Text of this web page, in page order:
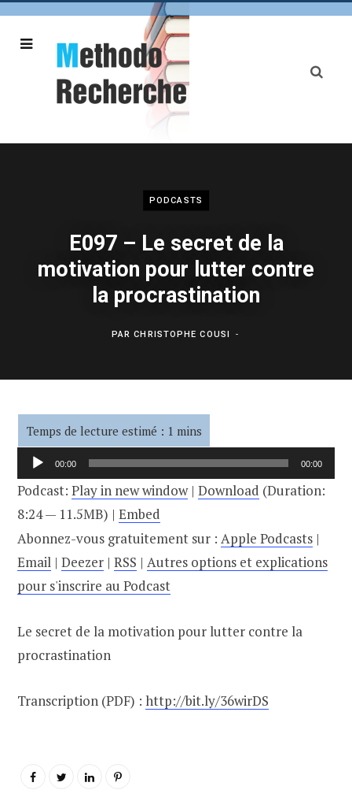
PODCASTS
E097 – Le secret de la
motivation pour lutter contre
la procrastination
PARCHRISTOPHE COUSI
Lecteur
audio
00:00 00:00
Podcast: Play in new window| Download (Duration:
8:24 — 11.5MB) | Embed
Abonnez-vous gratuitement sur : Apple Podcasts |
Email | Deezer | RSS | Autres options et explications
pour s'inscrire au Podcast
Le secret de la motivation pour lutter contre la
procrastination
Transcription (PDF) : http://bit.ly/36wirDS